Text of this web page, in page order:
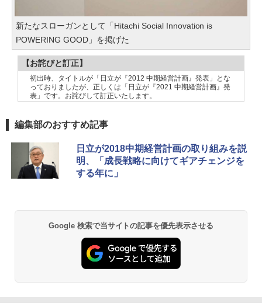
新たなスローガンとして「Hitachi Social Innovation is
POWERING GOOD」を掲げた
【お詫びと訂正】
初出時、タイトルが「日立が『2012 中期経営計画』発表」とな
っておりましたが、正しくは「日立が『2021 中期経営計画』発
表」です。お詫びして訂正いたします。
編集部のおすすめ記事
日立が2018中期経営計画の取り組みを説
明、「成長戦略に向けてギアチェンジを
する年に」
Google 検索で当サイトの記事を優先表示させる